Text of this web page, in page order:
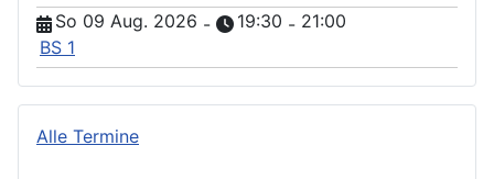
So 09 Aug. 2026 - 19:30 - 21:00
BS 1
Alle Termine